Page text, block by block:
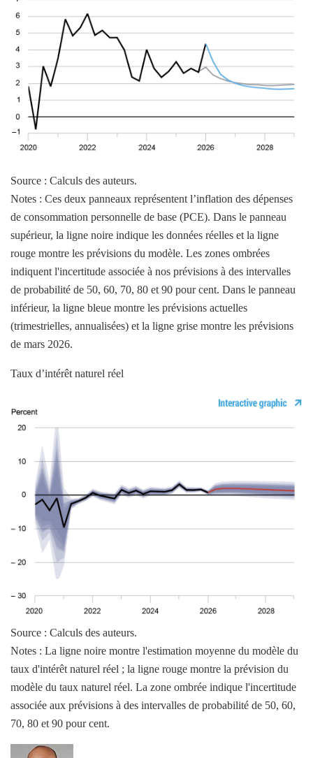
Source : Calculs des auteurs.
Notes : Ces deux panneaux représentent l’inflation des dépenses
de consommation personnelle de base (PCE). Dans le panneau
supérieur, la ligne noire indique les données réelles et la ligne
rouge montre les prévisions du modèle. Les zones ombrées
indiquent l'incertitude associée à nos prévisions à des intervalles
de probabilité de 50, 60, 70, 80 et 90 pour cent. Dans le panneau
inférieur, la ligne bleue montre les prévisions actuelles
(trimestrielles, annualisées) et la ligne grise montre les prévisions
de mars 2026.
Taux d’intérêt naturel réel
Source : Calculs des auteurs.
Notes : La ligne noire montre l'estimation moyenne du modèle du
taux d'intérêt naturel réel ; la ligne rouge montre la prévision du
modèle du taux naturel réel. La zone ombrée indique l'incertitude
associée aux prévisions à des intervalles de probabilité de 50, 60,
70, 80 et 90 pour cent.